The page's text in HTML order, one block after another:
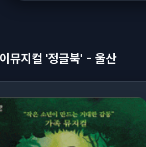
뮤지컬 '정글북' - 울산